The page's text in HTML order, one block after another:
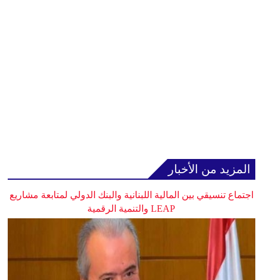
المزيد من الأخبار
اجتماع تنسيقي بين المالية اللبنانية والبنك الدولي لمتابعة مشاريع
LEAP والتنمية الرقمية